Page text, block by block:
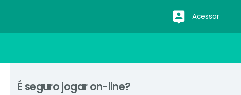
Acessar
É seguro jogar on-line?